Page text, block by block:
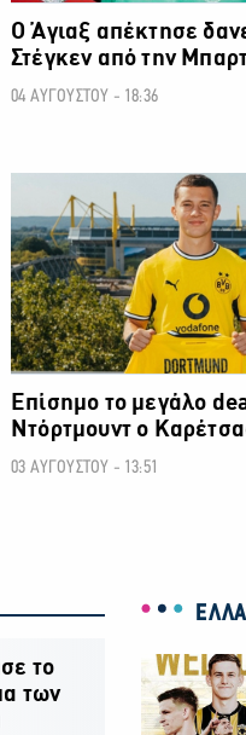
Ο Άγιαξ απέκτησε
Στέγκεν από την
04 ΑΥΓΟΥΣΤΟΥ - 18:36
Επίσημο το μεγάλο
Ντόρτμουντ ο
03 ΑΥΓΟΥΣΤΟΥ - 13:51
το
των